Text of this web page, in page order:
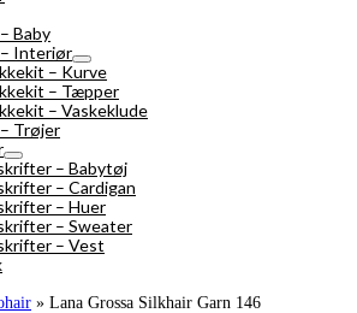
Baby
Interiør
– Kurve
– Tæpper
– Vaskeklude
Trøjer
– Babytøj
– Cardigan
– Huer
– Sweater
– Vest
» Lana Grossa Silkhair Garn 146